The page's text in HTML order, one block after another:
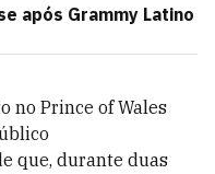
após Grammy Latino
no Prince of Wales
que, durante duas